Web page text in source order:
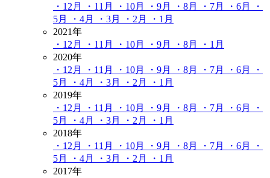
・12月
・11月 ・10月 ・9月 ・8月 ・7月 ・6月
・
5月
・4月 ・3月 ・2月
・1月
2021年
・12月
・11月 ・10月 ・9月 ・8月
・1月
2020年
・12月
・11月 ・10月 ・9月 ・8月 ・7月 ・6月
・
5月
・4月 ・3月 ・2月
・1月
2019年
・12月
・11月 ・10月 ・9月 ・8月 ・7月 ・6月
・
5月
・4月 ・3月 ・2月
・1月
2018年
・12月
・11月 ・10月 ・9月 ・8月 ・7月 ・6月
・
5月
・4月 ・3月 ・2月
・1月
2017年